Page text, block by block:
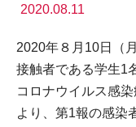
2020.08.11
2020年８月10日（
接触者である学生1
コロナウイルス感
より、第1報の感染